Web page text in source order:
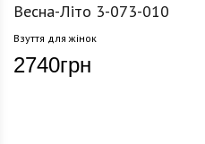
Весна-Літо 3-073-010
Взуття для жінок
2740грн